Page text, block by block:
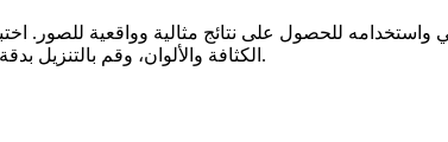
الكثافة والألوان، وقم بالتنزيل بدقة عالية. لا يوجد منحنى تعليمي، ولا خطر - تحميلات خاصة، ومعالجة آمنة، ورصيد أولي مجاني.